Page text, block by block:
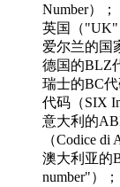
Number）；
英国（"UK"
爱尔兰的国
德国的BLZ
瑞士的BC代
代码（SIX
意大利的
（Codice di
澳大利亚的
number"）；